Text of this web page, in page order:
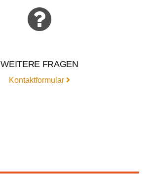
WEITERE FRAGEN
Kontaktformular